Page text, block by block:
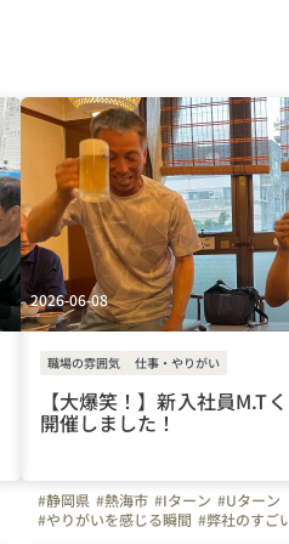
2026-06-08
職場の雰囲気 仕事・やりがい
【大爆笑！】新入社員M.T
開催しました！
#静岡県 #熱海市 #Iターン #Uターン
#やりがいを感じる瞬間 #弊社のすご